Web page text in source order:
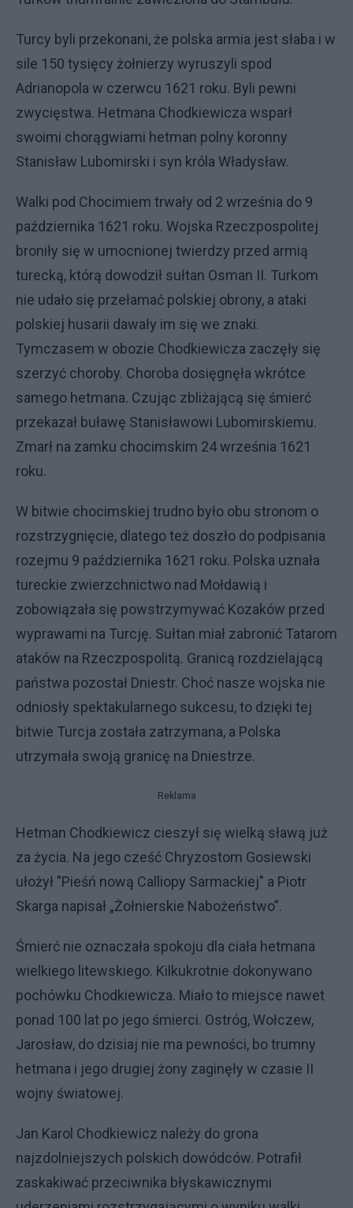
Turcy byli przekonani, że polska armia jest słaba i w
sile 150 tysięcy żołnierzy wyruszyli spod
Adrianopola w czerwcu 1621 roku. Byli pewni
zwycięstwa. Hetmana Chodkiewicza wsparł
swoimi chorągwiami hetman polny koronny
Stanisław Lubomirski i syn króla Władysław.
Walki pod Chocimiem trwały od 2 września do 9
października 1621 roku. Wojska Rzeczpospolitej
broniły się w umocnionej twierdzy przed armią
turecką, którą dowodził sułtan Osman II. Turkom
nie udało się przełamać polskiej obrony, a ataki
polskiej husarii dawały im się we znaki.
Tymczasem w obozie Chodkiewicza zaczęły się
szerzyć choroby. Choroba dosięgnęła wkrótce
samego hetmana. Czując zbliżającą się śmierć
przekazał buławę Stanisławowi Lubomirskiemu.
Zmarł na zamku chocimskim 24 września 1621
roku.
W bitwie chocimskiej trudno było obu stronom o
rozstrzygnięcie, dlatego też doszło do podpisania
rozejmu 9 października 1621 roku. Polska uznała
tureckie zwierzchnictwo nad Mołdawią i
zobowiązała się powstrzymywać Kozaków przed
wyprawami na Turcję. Sułtan miał zabronić Tatarom
ataków na Rzeczpospolitą. Granicą rozdzielającą
państwa pozostał Dniestr. Choć nasze wojska nie
odniosły spektakularnego sukcesu, to dzięki tej
bitwie Turcja została zatrzymana, a Polska
utrzymała swoją granicę na Dniestrze.
Reklama
Hetman Chodkiewicz cieszył się wielką sławą już
za życia. Na jego cześć Chryzostom Gosiewski
ułożył "Pieśń nową Calliopy Sarmackiej" a Piotr
Skarga napisał „Żołnierskie Nabożeństwo”.
Śmierć nie oznaczała spokoju dla ciała hetmana
wielkiego litewskiego. Kilkukrotnie dokonywano
pochówku Chodkiewicza. Miało to miejsce nawet
ponad 100 lat po jego śmierci. Ostróg, Wołczew,
Jarosław, do dzisiaj nie ma pewności, bo trumny
hetmana i jego drugiej żony zaginęły w czasie II
wojny światowej.
Jan Karol Chodkiewicz należy do grona
najzdolniejszych polskich dowódców. Potrafił
zaskakiwać przeciwnika błyskawicznymi